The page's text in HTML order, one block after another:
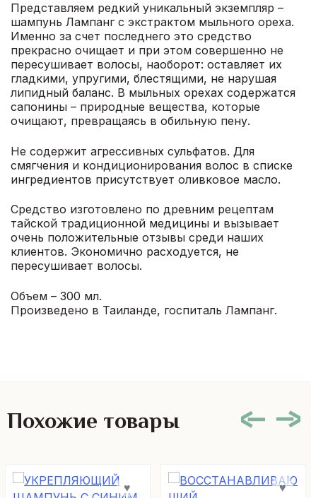
Представляем редкий уникальный экземпляр –
шампунь Лампанг с экстрактом мыльного ореха.
Именно за счет последнего это средство
прекрасно очищает и при этом совершенно не
пересушивает волосы, наоборот: оставляет их
гладкими, упругими, блестящими, не нарушая
липидный баланс. В мыльных орехах содержатся
сапонины – природные вещества, которые
очищают, превращаясь в обильную пену.
Не содержит агрессивных сульфатов. Для
смягчения и кондиционирования волос в списке
ингредиентов присутствует оливковое масло.
Средство изготовлено по древним рецептам
тайской традиционной медицины и вызывает
очень положительные отзывы среди наших
клиентов. Экономично расходуется, не
пересушивает волосы.
Объем – 300 мл.
Произведено в Таиланде, госпиталь Лампанг.
Похожие товары